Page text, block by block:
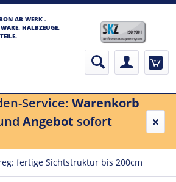
AB WERK -
HALBZEUGE.
Service: Warenkorb
Angebot sofort
fertige Sichtstruktur bis 200cm